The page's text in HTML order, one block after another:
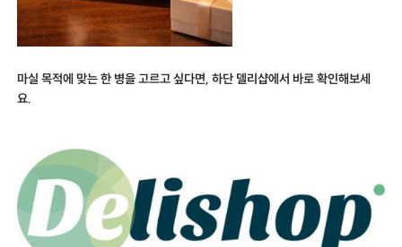
마실 목적에 맞는 한 병을 고르고 싶다면, 하단 델리샵에서 바로 확인해보세
요.